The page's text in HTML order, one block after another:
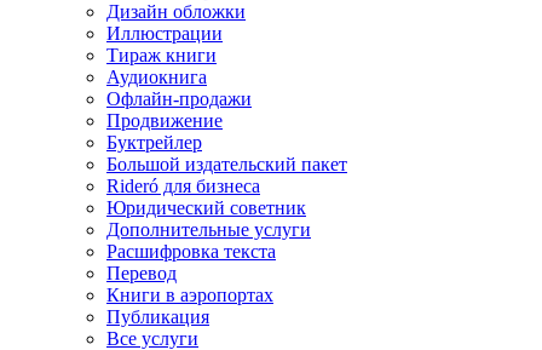
Дизайн обложки
Иллюстрации
Тираж книги
Аудиокнига
Офлайн-продажи
Продвижение
Буктрейлер
Большой издательский пакет
Rideró для бизнеса
Юридический советник
Дополнительные услуги
Расшифровка текста
Перевод
Книги в аэропортах
Публикация
Все услуги